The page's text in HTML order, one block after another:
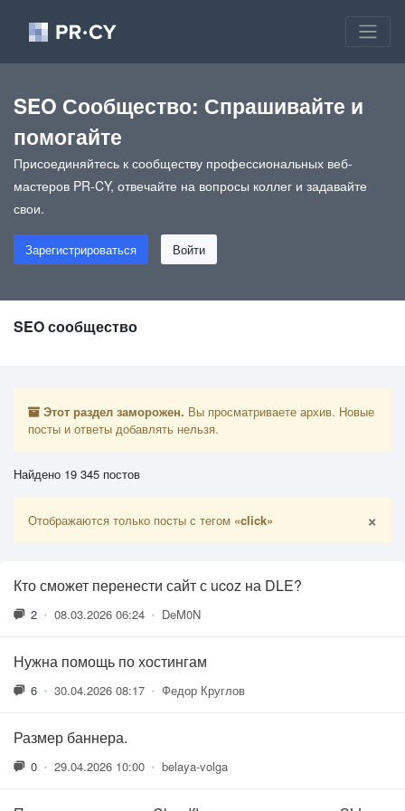
SEO Сообщество: Спрашивайте и
помогайте
Присоединяйтесь к сообществу профессиональных веб-
мастеров PR-CY, отвечайте на вопросы коллег и задавайте
свои.
Зарегистрироваться Войти
SEO сообщество
Этот раздел заморожен. Вы просматриваете архив. Новые
посты и ответы добавлять нельзя.
Найдено 19 345 постов
Отображаются только посты с тегом «click» ×
Кто сможет перенести сайт с ucoz на DLE?
2 • 08.03.2026 06:24 • DeM0N
Нужна помощь по хостингам
6 • 30.04.2026 08:17 • Федор Круглов
Размер баннера.
0 • 29.04.2026 10:00 • belaya-volga